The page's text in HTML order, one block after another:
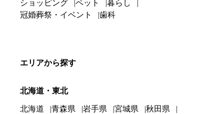
ショッピング
ペット
暮らし
冠婚葬祭・イベント
歯科
エリアから探す
北海道・東北
北海道 青森県 岩手県 宮城県
秋田県